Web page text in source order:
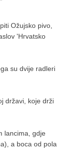
Ožujsko pivo,
'Hrvatsko
su dvije radleri
državi, koje drži
lancima, gdje
a boca od pola